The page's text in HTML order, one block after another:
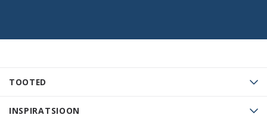
TOOTED
INSPIRATSIOON